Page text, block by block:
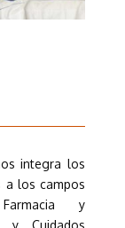
integra los
a los campos
y